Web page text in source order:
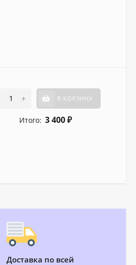
+ В КОРЗИНУ
Итого: 3 400₽
Доставка по всей